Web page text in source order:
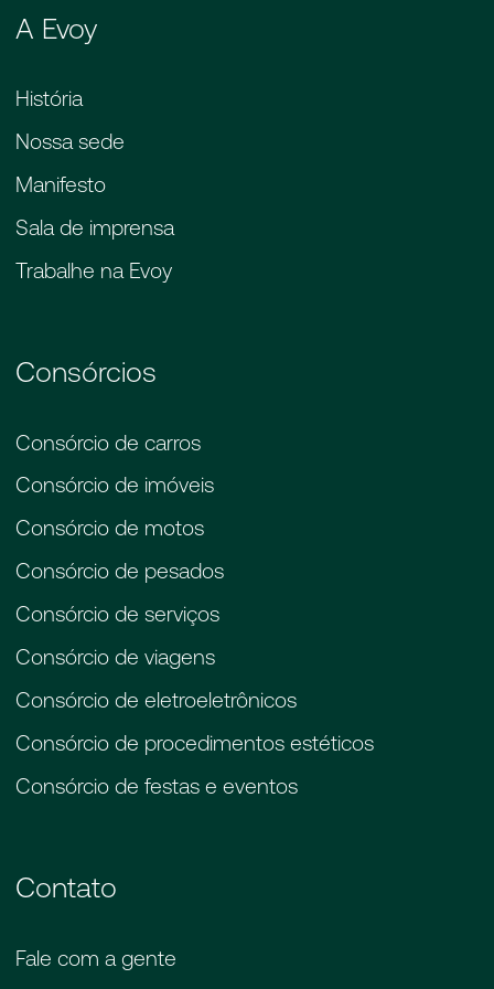
A Evoy
História
Nossa sede
Manifesto
Sala de imprensa
Trabalhe na Evoy
Consórcios
Consórcio de carros
Consórcio de imóveis
Consórcio de motos
Consórcio de pesados
Consórcio de serviços
Consórcio de viagens
Consórcio de eletroeletrônicos
Consórcio de procedimentos estéticos
Consórcio de festas e eventos
Contato
Fale com a gente